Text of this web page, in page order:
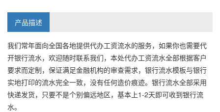
产品描述
我们常年面向全国各地提供代办工资流水的服务，如果你也需要代
开银行流水，欢迎随时联系我们，本处代办工资流水全部根据客户
要求而定制，保证满足金融机构的审查需求，银行流水模板与银行
实地打印的流水完全一致，没有任何造价痕迹。银行流水全部采用
快递发货，只要不是个别偏远地区，基本上1-2天即可收到银行流
水。